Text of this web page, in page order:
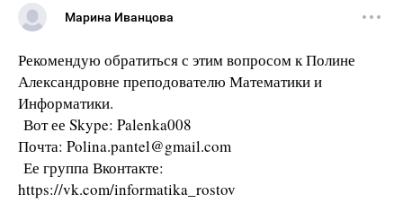
Марина Иванцова
Рекомендую обратиться с этим вопросом к Полине
Александровне преподователю Математики и
Информатики.
Вот ее Skype: Palenka008
Почта: Polina.pantel@gmail.com
Ее группа Вконтакте:
https://vk.com/informatika_rostov